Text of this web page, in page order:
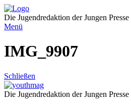
Direkt
zum
Inhalt
Die Jugendredaktion der Jungen Presse
Menü
IMG_9907
Schließen
Die Jugendredaktion der Jungen Presse